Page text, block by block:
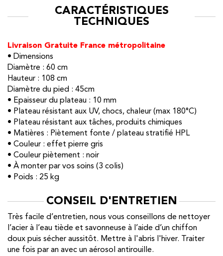
CARACTÉRISTIQUES
TECHNIQUES
Livraison Gratuite France métropolitaine
• Dimensions
Diamètre : 60 cm
Hauteur : 108 cm
Diamètre du pied : 45cm
• Epaisseur du plateau : 10 mm
• Plateau résistant aux UV, chocs, chaleur (max 180°C)
• Plateau résistant aux tâches, produits chimiques
• Matières : Piètement fonte / plateau stratifié HPL
• Couleur : effet pierre gris
• Couleur piètement : noir
• À monter par vos soins (3 colis)
• Poids : 25 kg
CONSEIL D'ENTRETIEN
Très facile d’entretien, nous vous conseillons de nettoyer
l’acier à l’eau tiède et savonneuse à l’aide d’un chiffon
doux puis sécher aussitôt. Mettre à l'abris l'hiver. Traiter
une fois par an avec un aérosol antirouille.